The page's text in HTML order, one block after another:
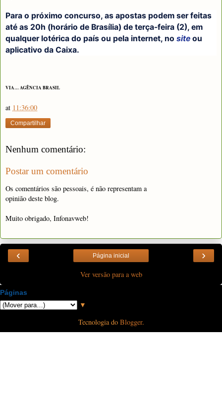
Para o próximo concurso, as apostas podem ser feitas
até as 20h (horário de Brasília) de terça-feira (2), em
qualquer lotérica do país ou pela internet, no site ou
aplicativo da Caixa.
VIA… AGÊNCIA BRASIL
at 11:36:00
Compartilhar
Nenhum comentário:
Postar um comentário
Os comentários são pessoais, é não representam a
opinião deste blog.
Muito obrigado, Infonavweb!
‹ ›
Página inicial
Ver versão para a web
Páginas
▼
Tecnologia do Blogger.